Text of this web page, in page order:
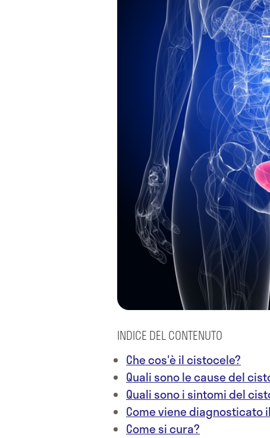
INDICE DEL CONTENUTO
Che cos'è il cistocele?
Quali sono le cause del
Quali sono i sintomi del
Come viene diagnosticato
Come si cura?